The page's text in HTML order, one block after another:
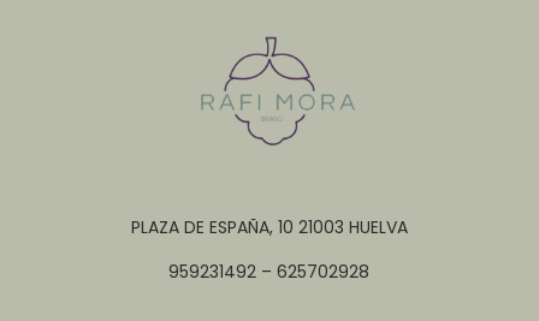
PLAZA DE ESPAÑA, 10 21003 HUELVA
959231492 – 625702928